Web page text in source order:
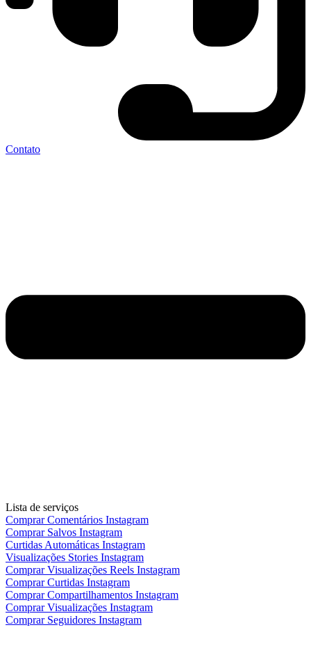
Contato
Lista de serviços
Comprar Comentários Instagram
Comprar Salvos Instagram
Curtidas Automáticas Instagram
Visualizações Stories Instagram
Comprar Visualizações Reels Instagram
Comprar Curtidas Instagram
Comprar Compartilhamentos Instagram
Comprar Visualizações Instagram
Comprar Seguidores Instagram